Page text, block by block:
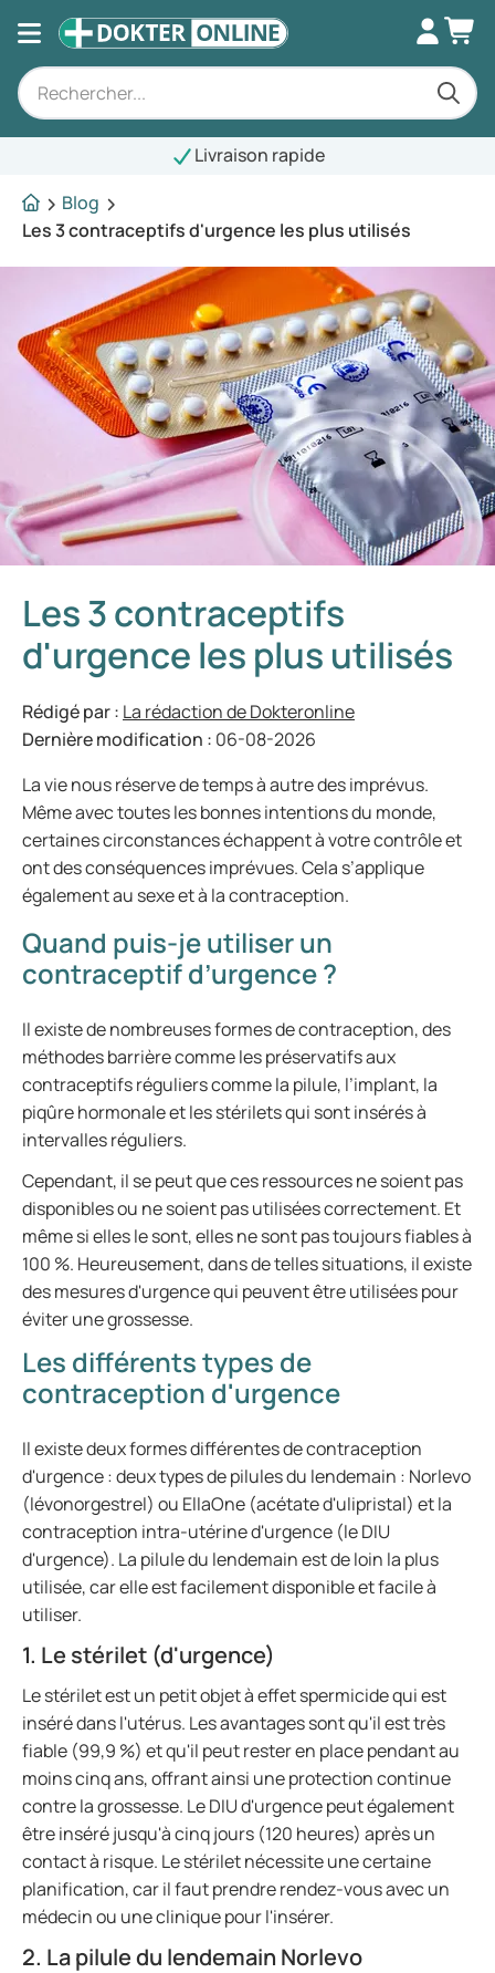
Livraison rapide
Blog
Les 3 contraceptifs d'urgence les plus utilisés
Les 3 contraceptifs
d'urgence les plus utilisés
Rédigé par : La rédaction de Dokteronline
Dernière modification : 06-08-2026
La vie nous réserve de temps à autre des imprévus.
Même avec toutes les bonnes intentions du monde,
certaines circonstances échappent à votre contrôle et
ont des conséquences imprévues. Cela s’applique
également au sexe et à la contraception.
Quand puis-je utiliser un
contraceptif d’urgence ?
Il existe de nombreuses formes de contraception, des
méthodes barrière comme les préservatifs aux
contraceptifs réguliers comme la pilule, l’implant, la
piqûre hormonale et les stérilets qui sont insérés à
intervalles réguliers.
Cependant, il se peut que ces ressources ne soient pas
disponibles ou ne soient pas utilisées correctement. Et
même si elles le sont, elles ne sont pas toujours fiables à
100 %. Heureusement, dans de telles situations, il existe
des mesures d'urgence qui peuvent être utilisées pour
éviter une grossesse.
Les différents types de
contraception d'urgence
Il existe deux formes différentes de contraception
d'urgence : deux types de pilules du lendemain : Norlevo
(lévonorgestrel) ou EllaOne (acétate d'ulipristal) et la
contraception intra-utérine d'urgence (le DIU
d'urgence). La pilule du lendemain est de loin la plus
utilisée, car elle est facilement disponible et facile à
utiliser.
1. Le stérilet (d'urgence)
Le stérilet est un petit objet à effet spermicide qui est
inséré dans l'utérus. Les avantages sont qu'il est très
fiable (99,9 %) et qu'il peut rester en place pendant au
moins cinq ans, offrant ainsi une protection continue
contre la grossesse. Le DIU d'urgence peut également
être inséré jusqu'à cinq jours (120 heures) après un
contact à risque. Le stérilet nécessite une certaine
planification, car il faut prendre rendez-vous avec un
médecin ou une clinique pour l'insérer.
2. La pilule du lendemain Norlevo